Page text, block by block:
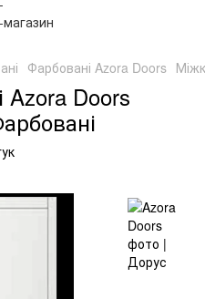
Фарбовані Azora Doors
Azora Doors